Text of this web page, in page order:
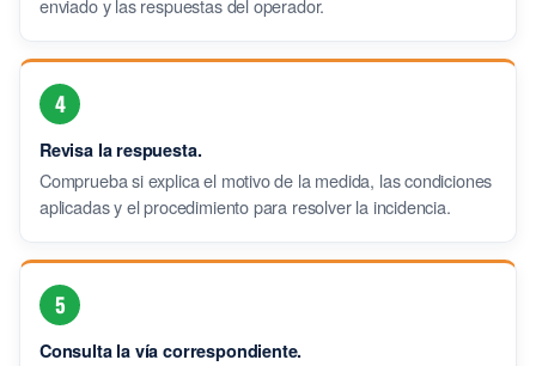
enviado y las respuestas del operador.
4
Revisa la respuesta.
Comprueba si explica el motivo de la medida, las condiciones
aplicadas y el procedimiento para resolver la incidencia.
5
Consulta la vía correspondiente.